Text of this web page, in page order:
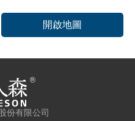
開啟地圖
份有限公司